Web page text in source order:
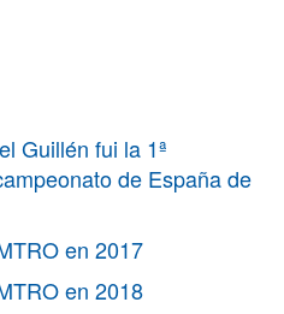
Guillén fui la 1ª
de España de
en 2017
en 2018